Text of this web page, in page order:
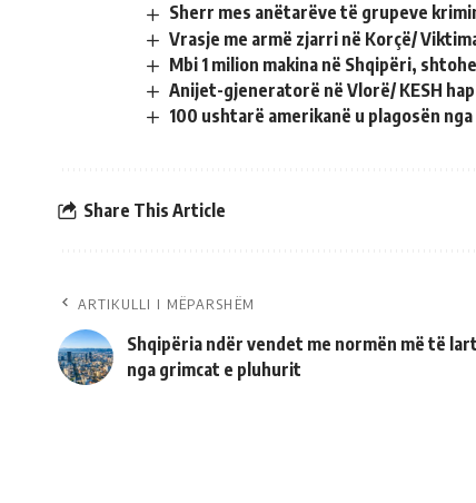
Sherr mes anëtarëve të grupeve
Vrasje me armë zjarri në Korçë/
Mbi 1 milion makina në Shqipëri,
Anijet-gjeneratorë në Vlorë/ KESH
100 ushtarë amerikanë u plagosën
Share This Article
ARTIKULLI I MËPARSHËM
Shqipëria ndër vendet me normën më të
nga grimcat e pluhurit